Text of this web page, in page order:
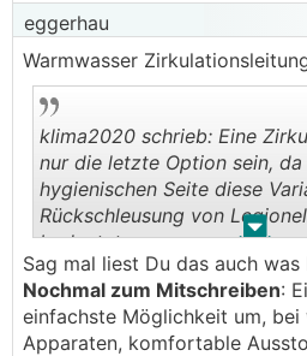
eggerhau
Warmwasser
. .
klima2020 schrieb: Eine
nur die letzte Option sein,
hygienischen Seite diese
Rückschleusung von
bedeutet.
Sag mal liest Du das auch
Nochmal zum Mitschreiben:
einfachste Möglichkeit um,
Apparaten, komfortable